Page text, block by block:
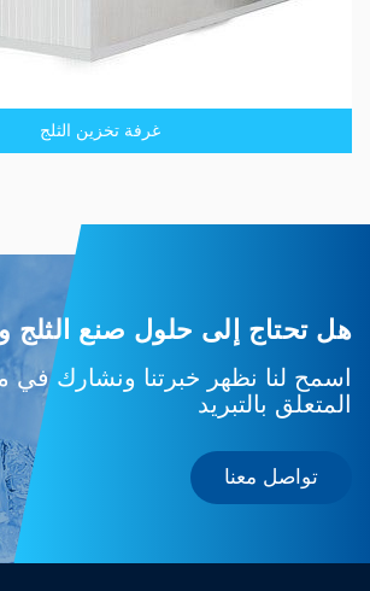
غرفة تخزين الثلج
هل تحتاج إلى حلول صنع الثلج
اسمح لنا نظهر خبرتنا ونشارك
المتعلق بالتبريد
تواصل معنا